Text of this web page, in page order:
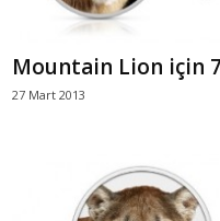
Mountain Lion için
27 Mart 2013